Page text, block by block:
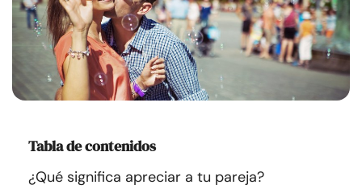
Ayuda
Cursos
Comunidad
Tabla de contenidos
¿Qué significa apreciar a tu pareja?